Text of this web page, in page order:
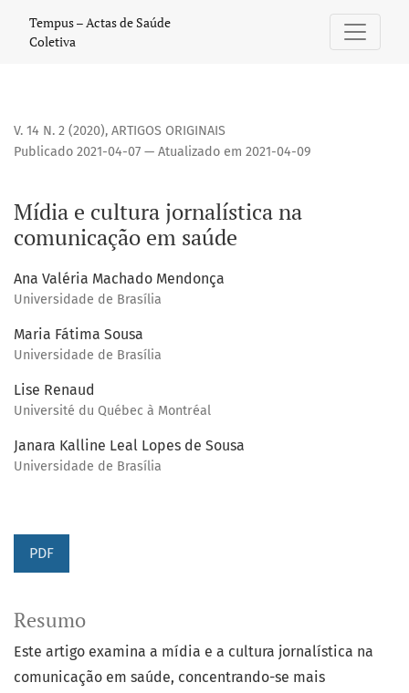
Mídia e cultura jornalística na comunicação em saúde
Tempus – Actas de Saúde
Coletiva
V. 14 N. 2 (2020), ARTIGOS ORIGINAIS
Mídia e cultura jornalística na
comunicação em saúde
Publicado 2021-04-07 — Atualizado em 2021-04-09
Ana Valéria Machado Mendonça
Universidade de Brasília
Maria Fátima Sousa
Universidade de Brasília
Lise Renaud
Université du Québec à Montréal
Janara Kalline Leal Lopes de Sousa
Universidade de Brasília
PDF
Resumo
Este artigo examina a mídia e a cultura jornalística na
comunicação em saúde, concentrando-se mais